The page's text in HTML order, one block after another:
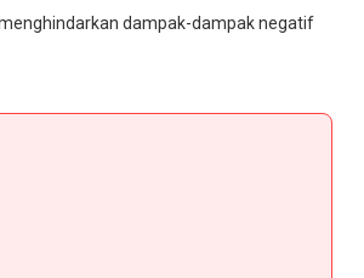
dampak-dampak negatif